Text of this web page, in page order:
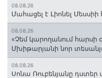
08.08.26
Մահացել է Լիոնել Մեսսիի
08.08.26
«Չեմ կարողանում հարսի
Մխիթարյանի նոր
08.08.26
Սոնա Ռուբենյանը դստեր